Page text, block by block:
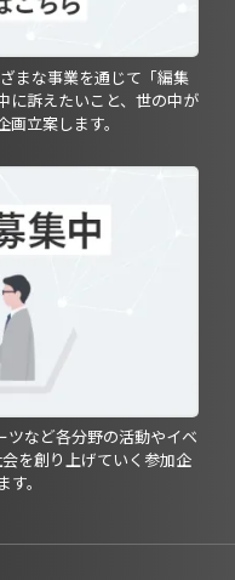
まな事業を通じて「編集
に訴えたいこと、世の中が
立案します。
など各分野の活動やイベ
を創り上げていく参加企
。